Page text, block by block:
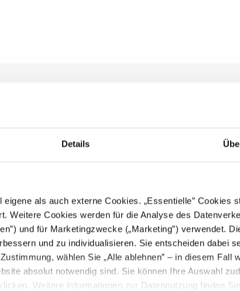
Details
als auch externe Cookies. „Essentielle” Cookies
Weitere Cookies werden für die Analyse des
und für Marketingzwecke („Marketing”) verwendet.
und zu individualisieren. Sie entscheiden dabei
wählen Sie „Alle ablehnen” – in diesem Fall
absolut notwendig sind. Sie können Ihre Auswahl
Weitere Informationen zur Datennutzung finden
Rehabilitationsbälle in
Hilfsmittel als auch als
Bewegungsaktivität
physiotherapeutischen
hervorragend für
Entwicklung. Eine große
Warum lohnt sich
Schule und in der